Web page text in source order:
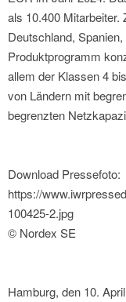
als 10.400 Mitarbeiter.
Deutschland,
Produktprogramm
allem der Klassen 4
von Ländern mit
begrenzten
Download Pressefoto:
https://
100425-2.jpg
© Nordex SE
Hamburg, den 10.